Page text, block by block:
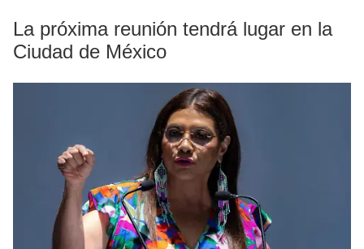
La próxima reunión tendrá lugar en la
Ciudad de México